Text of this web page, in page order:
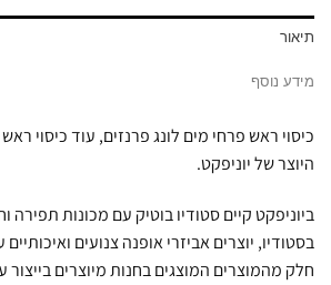
תיאור
מידע נוסף
כיסוי ראש פרחי מים לונג פרנזים, עוד כיסוי
היוצר של יוניפקט.
ביוניפקט קיים סטודיו בוטיק עם מכונות תפירה
בסטודיו, יוצרים אביזרי אופנה צנועים
חלק מהמוצרים המוצגים בחנות מיוצרים בייצור